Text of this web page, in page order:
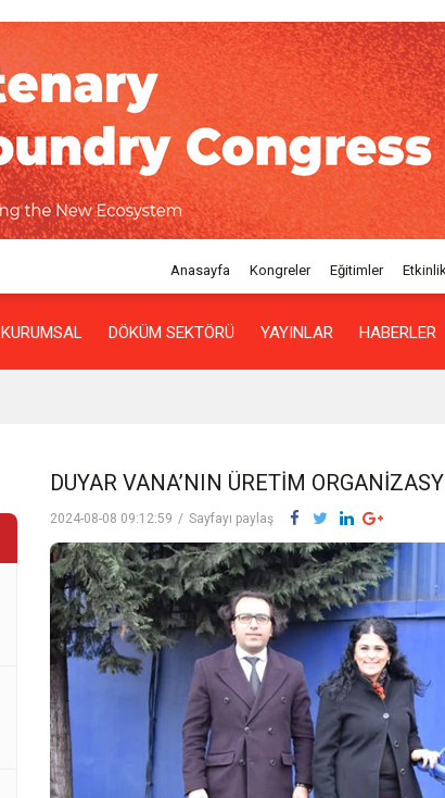
Anasayfa Kongreler Eğitimler
KURUMSAL DÖKÜM SEKTÖRÜ YAYINLAR HABERLER
DUYAR VANA’NIN ÜRETIM
2024-08-08 09:12:59 / Sayfayı paylaş